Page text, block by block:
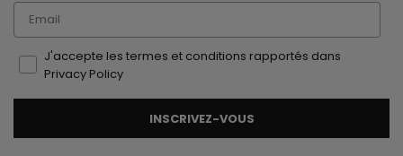
Email
J'accepte les termes et conditions rapportés dans
Privacy Policy
INSCRIVEZ-VOUS